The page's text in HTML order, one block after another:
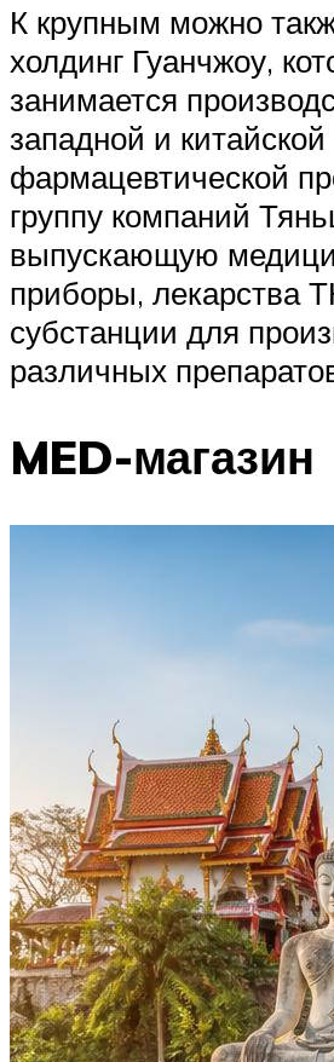
К крупным можно
холдинг Гуанчжоу,
занимается
западной и китайской
фармацевтической
группу компаний
выпускающую
приборы, лекарства
субстанции для
различных
MED-магазин